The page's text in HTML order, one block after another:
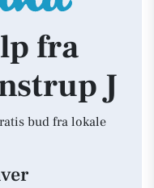
fra
J
bud fra lokale